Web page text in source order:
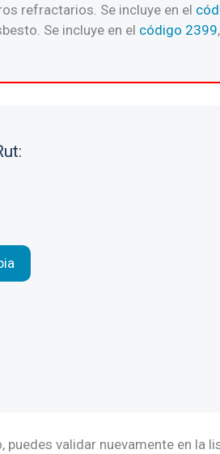
refractarios. Se incluye en el
Se incluye en el código 2399
validar nuevamente en